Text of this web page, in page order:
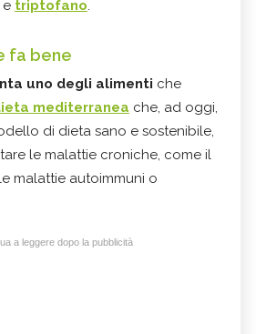
e triptofano.
fa bene
uno degli alimenti che
mediterranea che, ad oggi,
di dieta sano e sostenibile,
le malattie croniche, come il
malattie autoimmuni o
a leggere dopo la pubblicità